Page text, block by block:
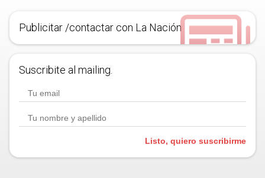
Publicitar /contactar con La Nación
Suscribite al mailing.
Listo, quiero suscribirme